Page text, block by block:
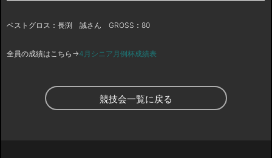
ベストグロス：長渕 誠さん GROSS：80
全員の成績はこちら→4月シニア月例杯成績表
競技会一覧に戻る